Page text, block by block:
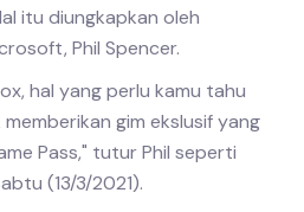
itu diungkapkan oleh
Phil Spencer.
hal yang perlu kamu tahu
gim ekslusif yang
Pass," tutur Phil seperti
(13/3/2021).